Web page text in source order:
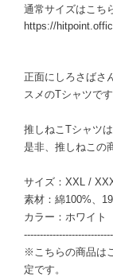
通常サイズはこち
https://
正面にしろさばさ
スメのTシャツで
推しねこTシャツ
是非、推しねこの
サイズ：XXL /
素材：綿100%、
カラー：ホワイト
※こちらの商品は
定です。